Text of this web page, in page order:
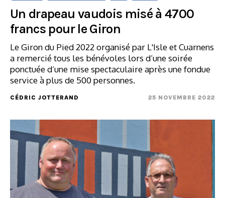
Un drapeau vaudois misé à 4700
francs pour le Giron
Le Giron du Pied 2022 organisé par L'Isle et Cuarnens
a remercié tous les bénévoles lors d’une soirée
ponctuée d’une mise spectaculaire après une fondue
service à plus de 500 personnes.
CÉDRIC JOTTERAND 25 NOVEMBRE 2022